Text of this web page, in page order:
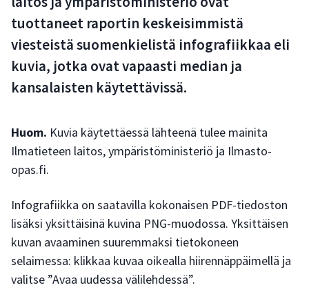
tuottaneet raportin keskeisimmistä
viesteistä suomenkielistä infografiikkaa eli
kuvia, jotka ovat vapaasti median ja
kansalaisten käytettävissä.
Huom. Kuvia käytettäessä lähteenä tulee mainita
Ilmatieteen laitos, ympäristöministeriö ja Ilmasto-
opas.fi.
Infografiikka on saatavilla kokonaisen PDF-tiedoston
lisäksi yksittäisinä kuvina PNG-muodossa. Yksittäisen
kuvan avaaminen suuremmaksi tietokoneen
selaimessa: klikkaa kuvaa oikealla hiirennäppäimellä ja
valitse ”Avaa uudessa välilehdessä”.